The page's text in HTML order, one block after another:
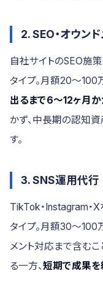
2. SEO・オウン
自社サイトのSEO施
タイプ。月額20〜100
出るまで6〜12ヶ月
かず、中長期の認知
す。
3. SNS運用代行
TikTok・Instagram・
タイプ。月額30〜100
メント対応まで含む
る一方、短期で成果を